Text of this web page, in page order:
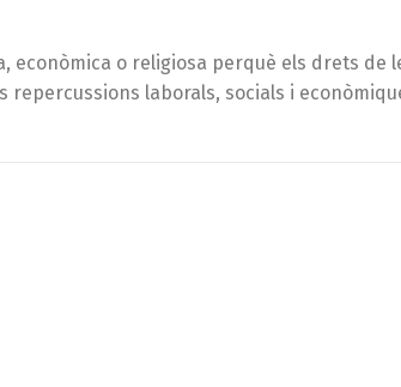
econòmica o religiosa perquè els drets
laborals, socials i